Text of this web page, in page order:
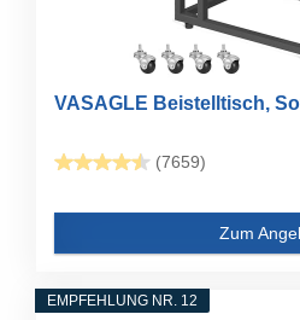
VASAGLE Beistelltisch,
(7659)
Zum
EMPFEHLUNG NR. 12